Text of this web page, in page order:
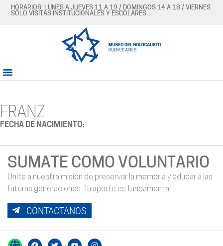
HORARIOS: LUNES A JUEVES 11 A 19 / DOMINGOS 14 A 18 / VIERNES
SÓLO VISITAS INSTITUCIONALES Y ESCOLARES.
FRANZ
FECHA DE NACIMIENTO:
SUMATE COMO VOLUNTARIO
Unite a nuestra misión de preservar la memoria y educar a las
futuras generaciones. Tu aporte es fundamental.
CONTACTANOS